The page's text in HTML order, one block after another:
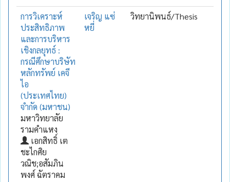
การวิเคราะห์
ประสิทธิภาพ
และการบริหาร
เชิงกลยุทธ์ :
กรณีศึกษาบริษัท
หลักทรัพย์ เคจี
ไอ
(ประเทศไทย)
จำกัด (มหาชน)
มหาวิทยาลัย
รามคำแหง
เอกสิทธิ์ เต
ชะไกศิย
วณิช;อสัมภิน
พงศ์ ฉัตราคม
เจริญ แซ่
หยี่
วิทยานิพนธ์/Thesis